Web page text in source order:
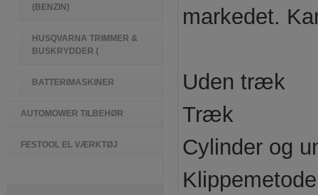
markedet.
Uden træk
Træk
Cylinder og
Klippemetode
(BENZIN)
HUSQVARNA TRIMMER &
BUSKRYDDER (
BATTERIMASKINER
AUTOMOWER TILBEHØR
FESTOOL EL VÆRKTØJ